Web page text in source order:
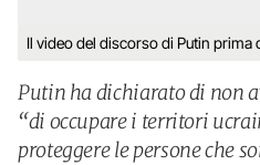
Il video del discorso di Putin prima
Putin ha dichiarato di non
“di occupare i territori
proteggere le persone che